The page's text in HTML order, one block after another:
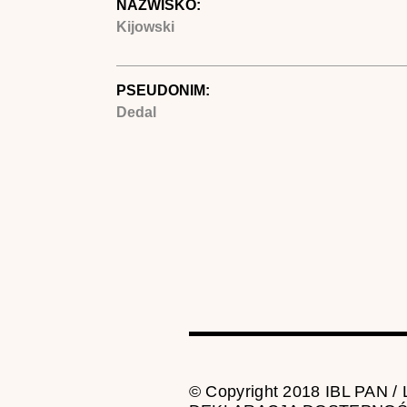
NAZWISKO:
Kijowski
PSEUDONIM:
Dedal
© Copyright 2018 IBL PAN /